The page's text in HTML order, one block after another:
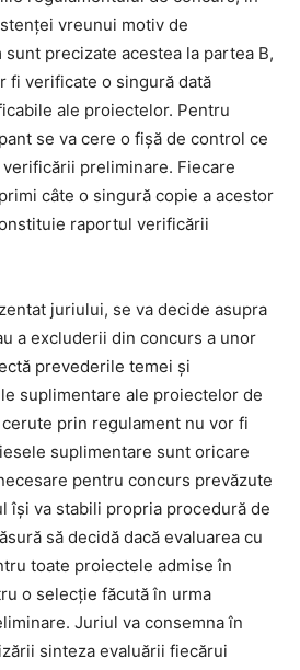
vreunui motiv de
precizate acestea la partea B,
fi verificate o singură dată
ale proiectelor. Pentru
se va cere o fișă de control ce
preliminare. Fiecare
câte o singură copie a acestor
raportul verificării
juriului, se va decide asupra
a excluderii din concurs a unor
prevederile temei și
suplimentare ale proiectelor de
prin regulament nu vor fi
suplimentare sunt oricare
pentru concurs prevăzute
își va stabili propria procedură de
să decidă dacă evaluarea cu
toate proiectele admise în
o selecție făcută în urma
Juriul va consemna în
sinteza evaluării fiecărui